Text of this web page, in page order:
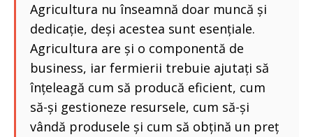
Agricultura nu înseamnă doar muncă și
dedicație, deși acestea sunt esențiale.
Agricultura are și o componentă de
business, iar fermierii trebuie ajutați să
înțeleagă cum să producă eficient, cum
să-și gestioneze resursele, cum să-și
vândă produsele și cum să obțină un preț